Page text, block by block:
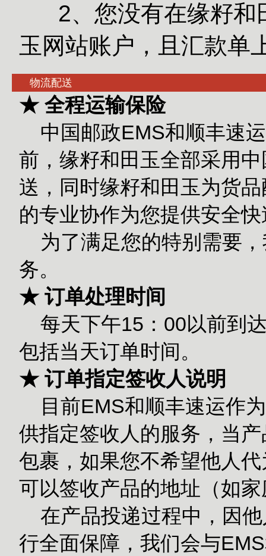
2、您没有在缘籽和
玉网站账户，且汇款单
物流配送
★ 全程运输保险
中国邮政EMS和顺丰速
前，缘籽和田玉全部采用
送，同时缘籽和田玉为货
的专业协作为您提供安全
为了满足您的特别需要
务。
★ 订单处理时间
每天下午15：00以前到
包括当天订单时间。
★ 订单指定签收人说明
目前EMS和顺丰速运作
供指定签收人的服务，当
包裹，如果您不希望他人
可以签收产品的地址（如
在产品投递过程中，因他
行全面保障，我们会与